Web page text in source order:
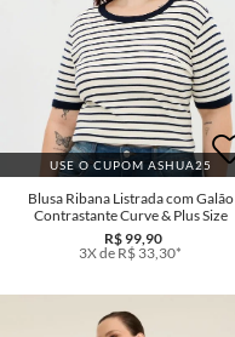
USE O CUPOM ASHUA25
Blusa Ribana Listrada com Galão
Contrastante Curve & Plus Size
R$ 99,90
3X de R$ 33,30*